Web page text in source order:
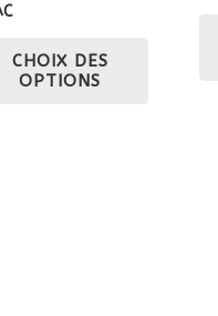
CHOIX DES
OPTIONS